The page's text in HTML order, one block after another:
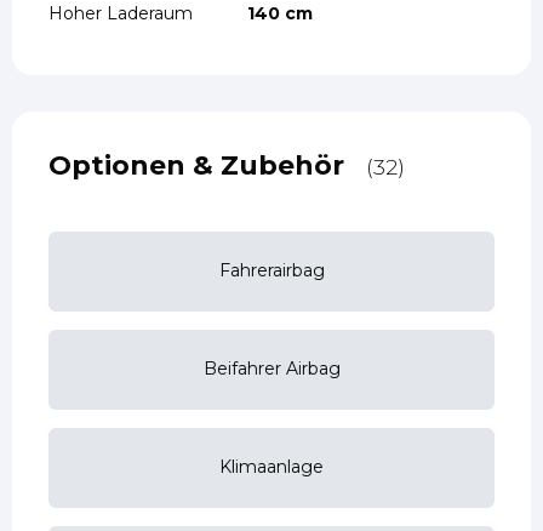
Hoher Laderaum 140 cm
Optionen & Zubehör (32)
Fahrerairbag
Beifahrer Airbag
Klimaanlage